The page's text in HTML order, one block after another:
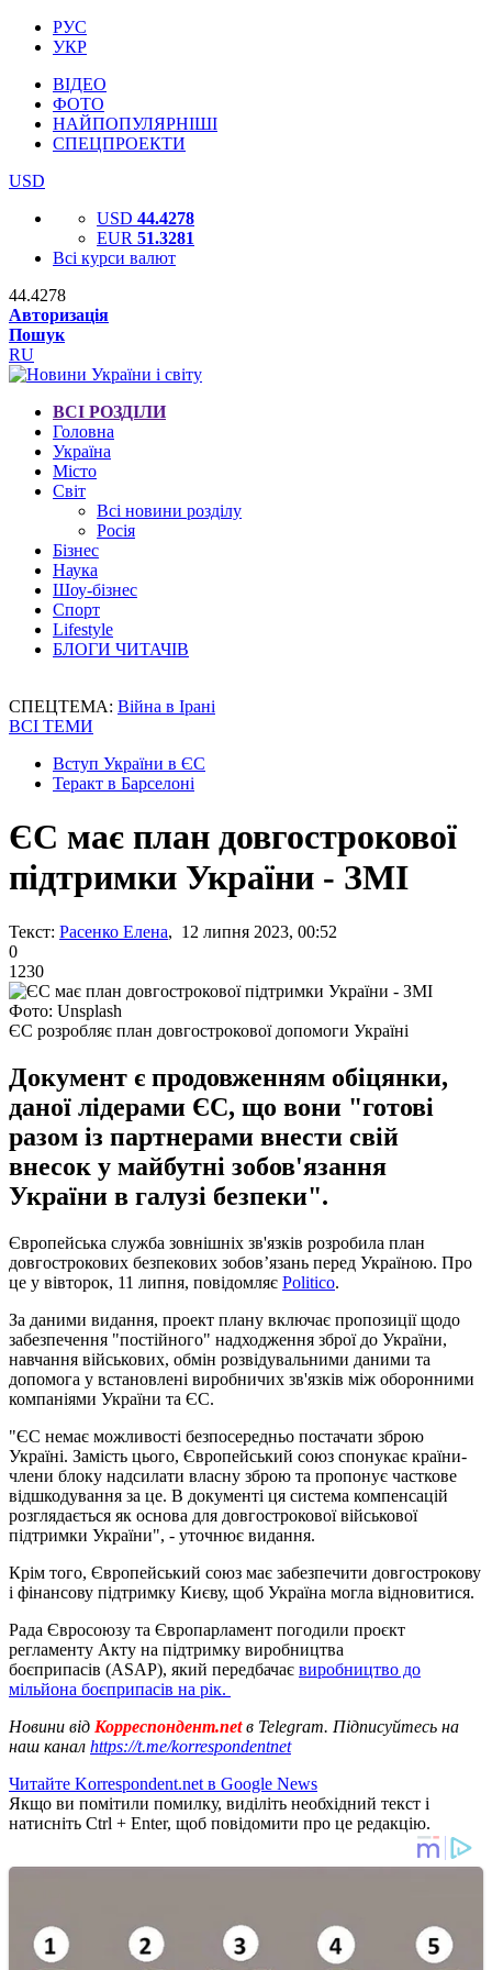
РУС
УКР
ВІДЕО
ФОТО
НАЙПОПУЛЯРНІШІ
СПЕЦПРОЕКТИ
USD
USD 44.4278
EUR 51.3281
Всі курси валют
44.4278
Авторизація
Пошук
RU
ВСІ РОЗДІЛИ
Головна
Україна
Місто
Світ
Всі новини розділу
Росія
Бізнес
Наука
Шоу-бізнес
Спорт
Lifestyle
БЛОГИ ЧИТАЧІВ
СПЕЦТЕМА: Війна в Ірані
ВСІ ТЕМИ
Вступ України в ЄС
Теракт в Барселоні
ЄС має план довгострокової
підтримки України - ЗМІ
Текст: Расенко Елена, 12 липня 2023, 00:52
0
1230
Фото: Unsplash
ЄС розробляє план довгострокової допомоги Україні
Документ є продовженням обіцянки,
даної лідерами ЄС, що вони "готові
разом із партнерами внести свій
внесок у майбутні зобов'язання
України в галузі безпеки".
Європейська служба зовнішніх зв'язків розробила план
довгострокових безпекових зобов’язань перед Україною. Про
це у вівторок, 11 липня, повідомляє Politico.
За даними видання, проект плану включає пропозиції щодо
забезпечення "постійного" надходження зброї до України,
навчання військових, обмін розвідувальними даними та
допомога у встановлені виробничих зв'язків між оборонними
компаніями України та ЄС.
"ЄС немає можливості безпосередньо постачати зброю
Україні. Замість цього, Європейський союз спонукає країни-
члени блоку надсилати власну зброю та пропонує часткове
відшкодування за це. В документі ця система компенсацій
розглядається як основа для довгострокової військової
підтримки України", - уточнює видання.
Крім того, Європейський союз має забезпечити довгострокову
і фінансову підтримку Києву, щоб Україна могла відновитися.
Рада Євросоюзу та Європарламент погодили проєкт
регламенту Акту на підтримку виробництва
боєприпасів (ASAP), який передбачає виробництво до
мільйона боєприпасів на рік.
Новини від Корреспондент.netв Telegram. Підписуйтесь на
наш канал https://t.me/korrespondentnet
Читайте Korrespondent.net в Google News
Якщо ви помітили помилку, виділіть необхідний текст і
натисніть Ctrl + Enter, щоб повідомити про це редакцію.